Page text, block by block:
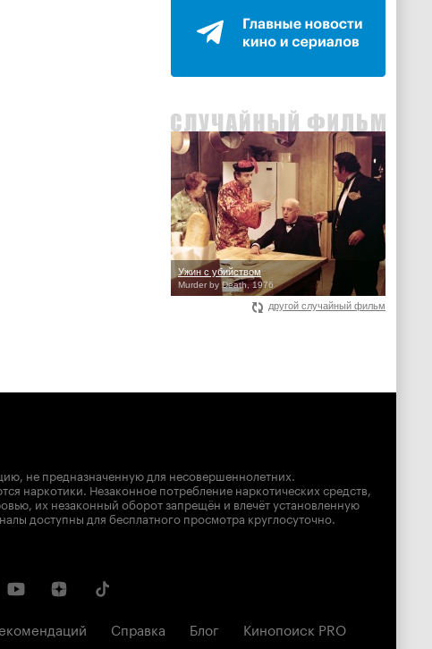
Ужин с убийством
Murder by Death, 1976
другой случайный фильм
не предназначенную для несовершеннолетних.
наркотики. Незаконное потребление наркотических средств,
их незаконный оборот запрещён и влечёт установленную
доступны для бесплатного просмотра круглосуточно.
Справка Блог
Кинопоиск PRO